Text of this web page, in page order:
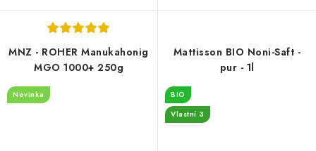
MNZ - ROHER Manukahonig
MGO 1000+ 250g
Novinka
Mattisson BIO Noni-Saft -
pur - 1l
BIO
Vlastní 3